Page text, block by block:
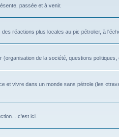
passée et à venir.
réactions plus locales au pic pétrolier, à
de la société, questions politiques,
et vivre dans un monde sans pétrole (les
c'est ici.